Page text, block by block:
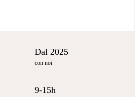
Dal 2025
con noi
9-15h